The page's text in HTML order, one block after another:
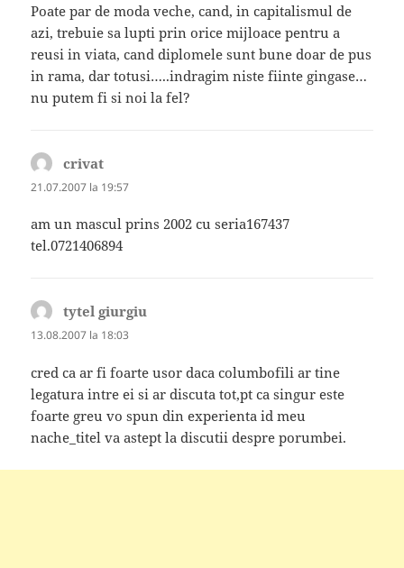
Poate par de moda veche, cand, in capitalismul de
azi, trebuie sa lupti prin orice mijloace pentru a
reusi in viata, cand diplomele sunt bune doar de pus
in rama, dar totusi…..indragim niste fiinte gingase…
nu putem fi si noi la fel?
crivat
21.07.2007 la 19:57
am un mascul prins 2002 cu seria167437
tel.0721406894
tytel giurgiu
13.08.2007 la 18:03
cred ca ar fi foarte usor daca columbofili ar tine
legatura intre ei si ar discuta tot,pt ca singur este
foarte greu vo spun din experienta id meu
nache_titel va astept la discutii despre porumbei.